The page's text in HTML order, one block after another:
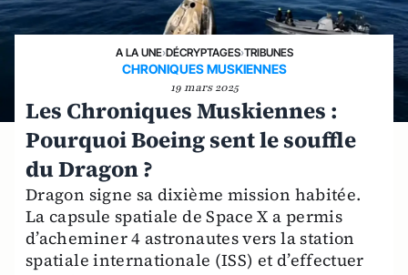
A LA UNE›DÉCRYPTAGES›TRIBUNES
CHRONIQUES MUSKIENNES
19 mars 2025
Les Chroniques Muskiennes :
Pourquoi Boeing sent le souffle
du Dragon ?
Dragon signe sa dixième mission habitée.
La capsule spatiale de Space X a permis
d’acheminer 4 astronautes vers la station
spatiale internationale (ISS) et d’effectuer